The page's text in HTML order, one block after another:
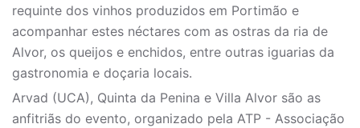
requinte dos vinhos produzidos em Portimão e
acompanhar estes néctares com as ostras da ria de
Alvor, os queijos e enchidos, entre outras iguarias da
gastronomia e doçaria locais.
Arvad (UCA), Quinta da Penina e Villa Alvor são as
anfitriãs do evento, organizado pela ATP - Associação